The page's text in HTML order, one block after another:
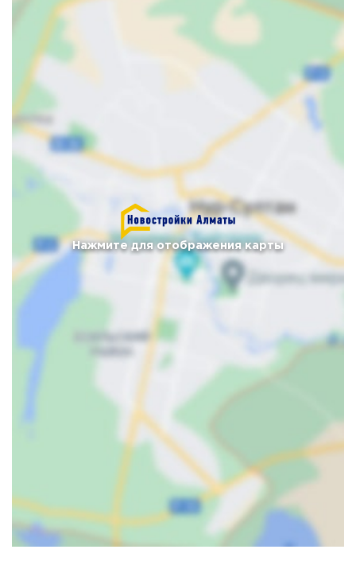
Нажмите для отображения карты